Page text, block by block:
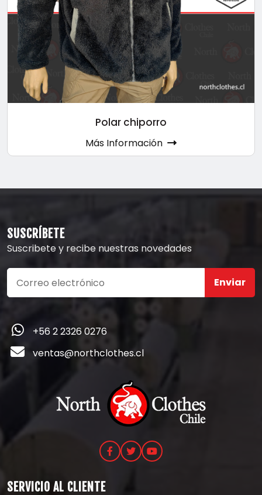
Polar chiporro
Más Información
SUSCRÍBETE
Suscribete y recibe nuestras novedades
Enviar
+56 2 2326 0276
ventas@northclothes.cl
SERVICIO AL CLIENTE